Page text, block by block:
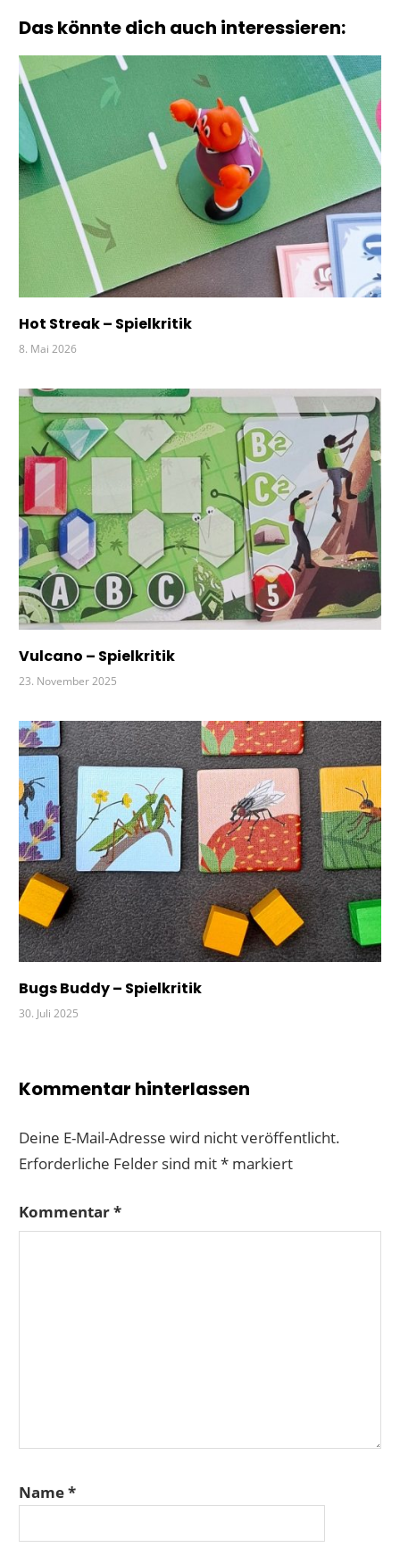
WETTRENNEN
Das könnte dich auch interessieren:
Hot Streak – Spielkritik
8. Mai 2026
Vulcano – Spielkritik
23. November 2025
Bugs Buddy – Spielkritik
30. Juli 2025
Kommentar hinterlassen
Deine E-Mail-Adresse wird nicht veröffentlicht.
Erforderliche Felder sind mit* markiert
Kommentar*
Name*